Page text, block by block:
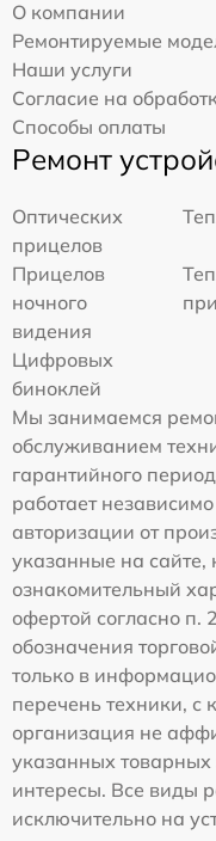
О компании
Ремонтируемые
Наши услуги
Согласие на
Способы оплаты
Ремонт
Оптических
прицелов
Прицелов
ночного
видения
Цифровых
биноклей
Мы занимаемся
обслуживанием
гарантийного
работает
авторизации от
указанные на сайте,
ознакомительный
офертой согласно п.
обозначения
только в
перечень техники,
организация не
указанных товарных
интересы. Все виды
исключительно на